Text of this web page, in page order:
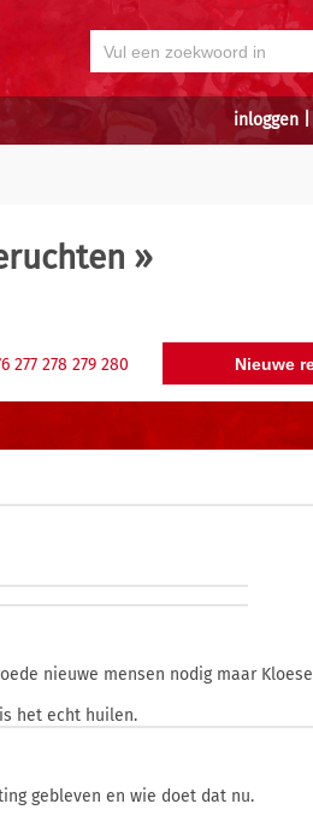
inloggen
»
277 278 279 280
nieuwe mensen nodig maar Kloese
het echt huilen.
gebleven en wie doet dat nu.